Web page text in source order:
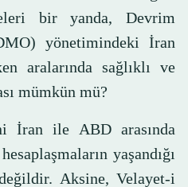
bir yanda, Devrim
yönetimindeki İran
aralarında sağlıklı ve
mümkün mü?
İran ile ABD arasında
yaşandığı
Aksine, Velayet-i